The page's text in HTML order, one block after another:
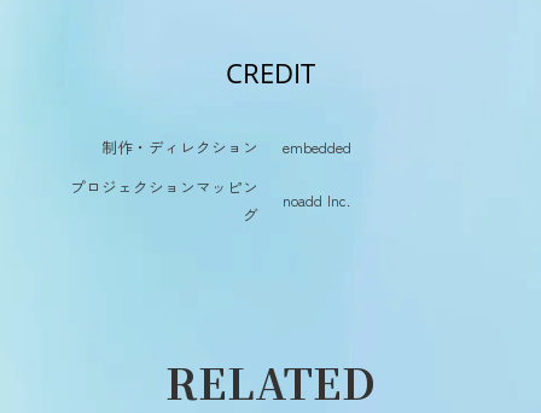
CREDIT
制作・ディレクション
embedded
プロジェクションマッピン
グ
noadd Inc.
RELATED